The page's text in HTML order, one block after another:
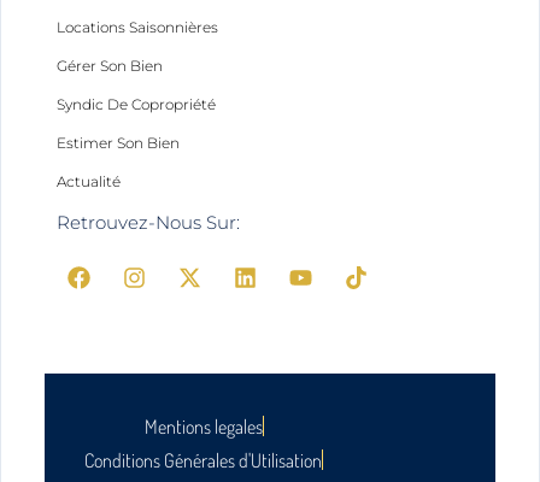
Locations Saisonnières
Gérer Son Bien
Syndic De Copropriété
Estimer Son Bien
Actualité
Retrouvez-Nous Sur:
Mentions legales
Conditions Générales d'Utilisation